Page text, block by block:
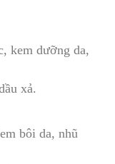
kem dưỡng da,
xả.
bôi da, nhũ